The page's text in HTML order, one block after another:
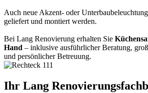
Auch neue Akzent- oder
geliefert und montiert werden.
Bei Lang Renovierung erhalten Sie
Hand – inklusive ausführlicher Beratung,
und persönlicher Betreuung.
Ihr Lang